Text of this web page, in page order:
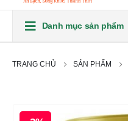
Danh mục sản phẩm
TRANG CHỦ SẢN PHẨM